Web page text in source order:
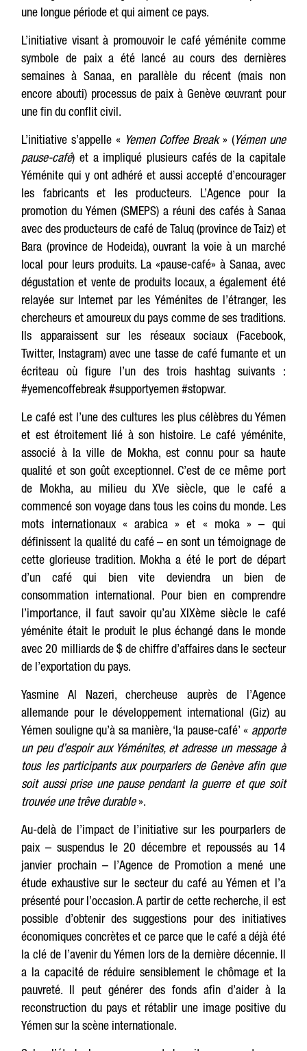
une longue période et qui aiment ce pays.
L’initiative visant à promouvoir le café yéménite comme
symbole de paix a été lancé au cours des dernières
semaines à Sanaa, en parallèle du récent (mais non
encore abouti) processus de paix à Genève œuvrant pour
une fin du conflit civil.
L’initiative s’appelle « Yemen Coffee Break» (Yémen une
pause-café) et a impliqué plusieurs cafés de la capitale
Yéménite qui y ont adhéré et aussi accepté d’encourager
les fabricants et les producteurs. L’Agence pour la
promotion du Yémen (SMEPS) a réuni des cafés à Sanaa
avec des producteurs de café de Taluq (province de Taiz) et
Bara (province de Hodeida), ouvrant la voie à un marché
local pour leurs produits. La «pause-café» à Sanaa, avec
dégustation et vente de produits locaux, a également été
relayée sur Internet par les Yéménites de l’étranger, les
chercheurs et amoureux du pays comme de ses traditions.
Ils apparaissent sur les réseaux sociaux (Facebook,
Twitter, Instagram) avec une tasse de café fumante et un
écriteau où figure l’un des trois hashtag suivants :
#yemencoffebreak #supportyemen #stopwar.
Le café est l’une des cultures les plus célèbres du Yémen
et est étroitement lié à son histoire. Le café yéménite,
associé à la ville de Mokha, est connu pour sa haute
qualité et son goût exceptionnel. C’est de ce même port
de Mokha, au milieu du XVe siècle, que le café a
commencé son voyage dans tous les coins du monde. Les
mots internationaux « arabica » et « moka » – qui
définissent la qualité du café – en sont un témoignage de
cette glorieuse tradition. Mokha a été le port de départ
d’un café qui bien vite deviendra un bien de
consommation international. Pour bien en comprendre
l’importance, il faut savoir qu’au XIXème siècle le café
yéménite était le produit le plus échangé dans le monde
avec 20 milliards de $ de chiffre d’affaires dans le secteur
de l’exportation du pays.
Yasmine Al Nazeri, chercheuse auprès de l’Agence
allemande pour le développement international (Giz) au
Yémen souligne qu’à sa manière, ‘la pause-café’ « apporte
un peu d’espoir aux Yéménites, et adresse un message à
tous les participants aux pourparlers de Genève afin que
soit aussi prise une pause pendant la guerre et que soit
trouvée une trêve durable».
Au-delà de l’impact de l’initiative sur les pourparlers de
paix – suspendus le 20 décembre et repoussés au 14
janvier prochain – l’Agence de Promotion a mené une
étude exhaustive sur le secteur du café au Yémen et l’a
présenté pour l’occasion. A partir de cette recherche, il est
possible d’obtenir des suggestions pour des initiatives
économiques concrètes et ce parce que le café a déjà été
la clé de l’avenir du Yémen lors de la dernière décennie. Il
a la capacité de réduire sensiblement le chômage et la
pauvreté. Il peut générer des fonds afin d’aider à la
reconstruction du pays et rétablir une image positive du
Yémen sur la scène internationale.